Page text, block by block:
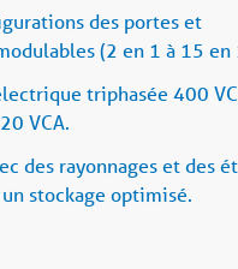
des portes et
(2 en 1 à 15 en
triphasée 400
VCA.
des rayonnages et des
stockage optimisé.